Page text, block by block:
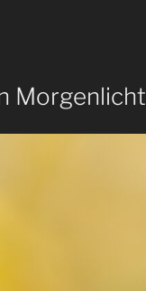
Morgenlicht